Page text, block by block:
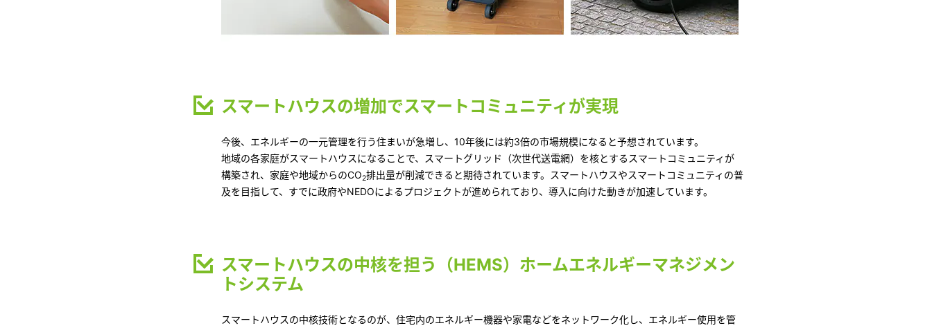
スマートハウスの増加でスマートコミュニティが実現
今後、エネルギーの一元管理を行う住まいが急増し、10年後には約3倍の市場規模になると予想されています。
地域の各家庭がスマートハウスになることで、スマートグリッド（次世代送電網）を核とするスマートコミュニティが
構築され、家庭や地域からのCO2排出量が削減できると期待されています。スマートハウスやスマートコミュニティの普
及を目指して、すでに政府やNEDOによるプロジェクトが進められており、導入に向けた動きが加速しています。
スマートハウスの中核を担う（HEMS）ホームエネルギーマネジメン
トシステム
スマートハウスの中核技術となるのが、住宅内のエネルギー機器や家電などをネットワーク化し、エネルギー使用を管